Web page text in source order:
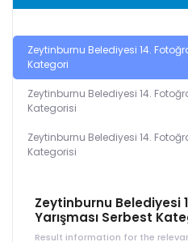
Zeytinburnu Belediyesi 14.
Kategori
Zeytinburnu Belediyesi 14.
Kategorisi
Zeytinburnu Belediyesi 14.
Kategorisi
Zeytinburnu Belediyesi
Yarışması Serbest
Result information for the